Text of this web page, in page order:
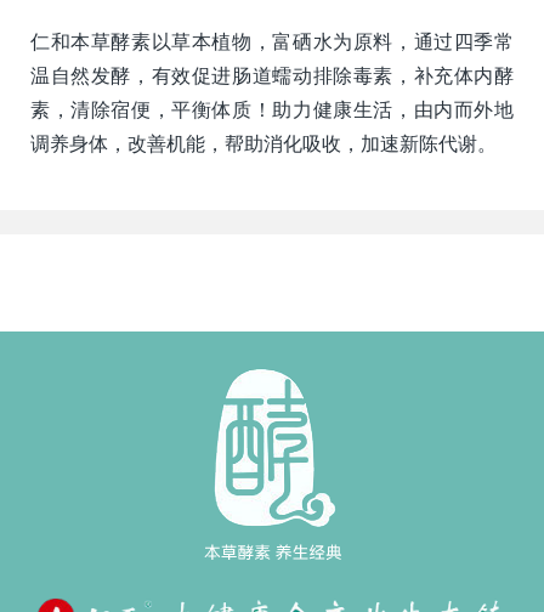
仁和本草酵素以草本植物，富硒水为原料，通过四季常
温自然发酵，有效促进肠道蠕动排除毒素，补充体内酵
素，清除宿便，平衡体质！助力健康生活，由内而外地
调养身体，改善机能，帮助消化吸收，加速新陈代谢。